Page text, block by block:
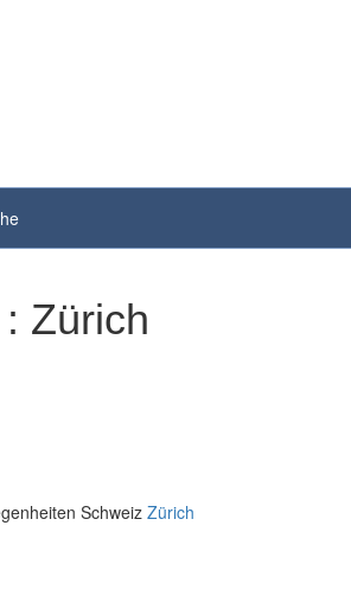
Zürich
Schweiz Zürich